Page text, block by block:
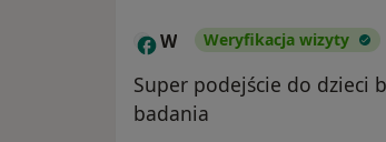
W Weryfikacja wizyty
Super podejście do dzieci
badania